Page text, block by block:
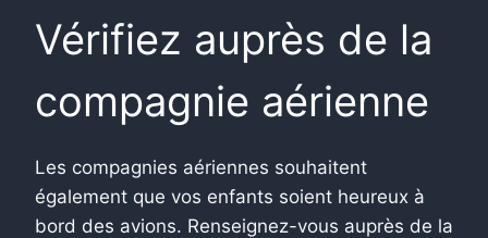
Vérifiez auprès de la
compagnie aérienne
Les compagnies aériennes souhaitent
également que vos enfants soient heureux à
bord des avions. Renseignez-vous auprès de la